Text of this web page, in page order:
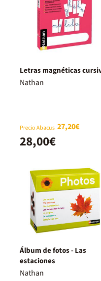
Letras magnéticas
Nathan
Precio Abacus 27,20€
28,00€
Álbum de fotos - Las
estaciones
Nathan